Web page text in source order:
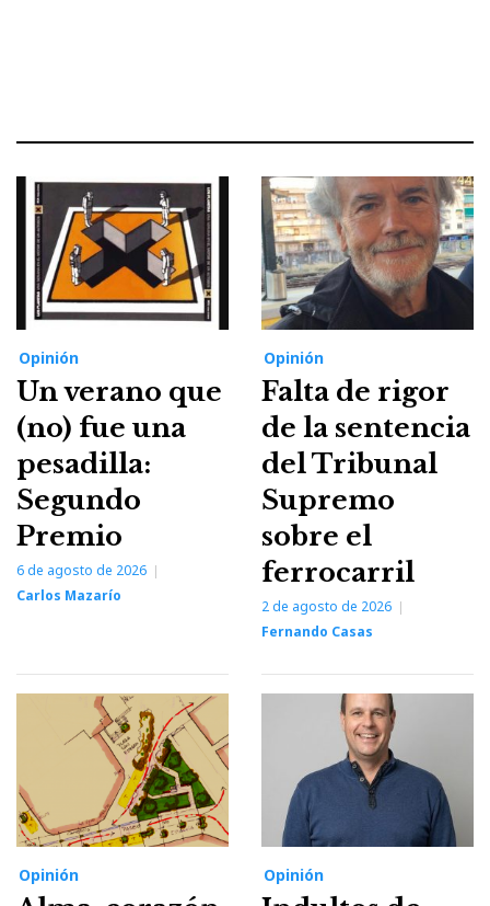
Opinión
Un verano que
(no) fue una
pesadilla:
Segundo
Premio
6 de agosto de 2026
Carlos Mazarío
Opinión
Falta de rigor
de la sentencia
del Tribunal
Supremo
sobre el
ferrocarril
2 de agosto de 2026
Fernando Casas
Opinión Opinión